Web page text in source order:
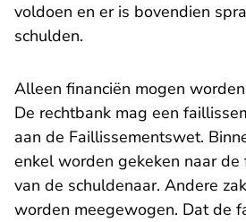
voldoen en er is bovendien
schulden.
Alleen financiën mogen
De rechtbank mag een
aan de Faillissementswet.
enkel worden gekeken naar
van de schuldenaar. Andere
worden meegewogen. Dat de